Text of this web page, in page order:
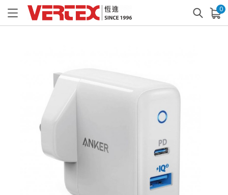
0
已加入購物車 查看